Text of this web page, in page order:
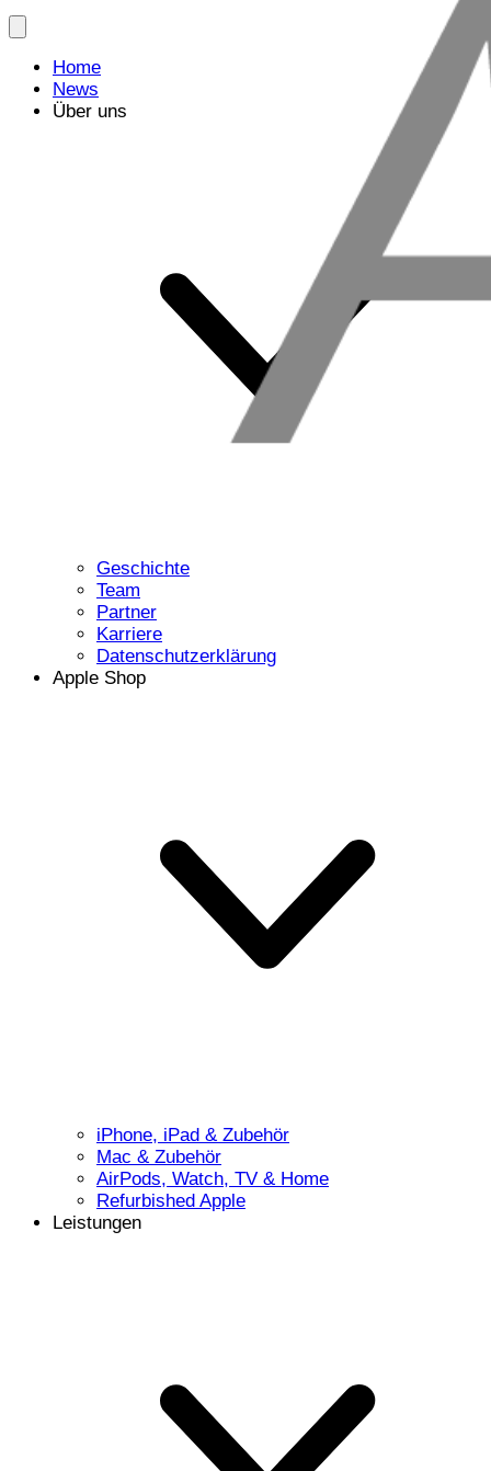
Home
News
Über uns
Geschichte
Team
Partner
Karriere
Datenschutzerklärung
Apple Shop
iPhone, iPad & Zubehör
Mac & Zubehör
AirPods, Watch, TV & Home
Refurbished Apple
Leistungen